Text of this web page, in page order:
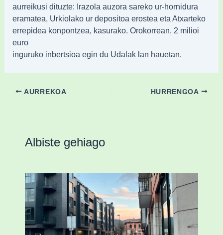
aurreikusi dituzte: Irazola auzora sareko ur-hornidura
eramatea, Urkiolako ur depositoa erostea eta Atxarteko
errepidea konpontzea, kasurako. Orokorrean, 2 milioi
euro
inguruko inbertsioa egin du Udalak lan hauetan.
AURREKOA HURRENGOA
Albiste gehiago